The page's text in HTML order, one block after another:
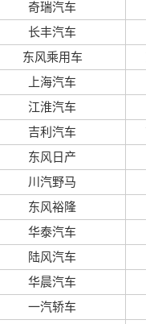
奇瑞汽车
长丰汽车
东风乘用车
上海汽车
江淮汽车
吉利汽车
东风日产
川汽野马
东风裕隆
华泰汽车
陆风汽车
华晨汽车
一汽轿车